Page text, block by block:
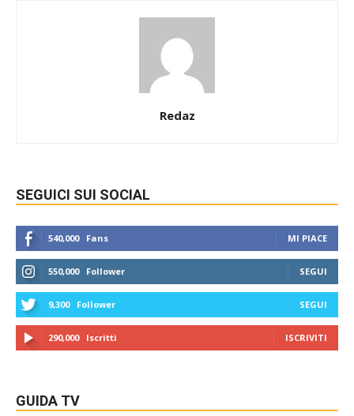
Redaz
SEGUICI SUI SOCIAL
540,000 Fans MI PIACE
550,000 Follower SEGUI
9,300 Follower SEGUI
290,000 Iscritti ISCRIVITI
GUIDA TV